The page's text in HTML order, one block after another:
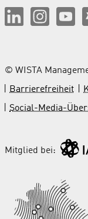
© WISTA
Barrierefreiheit
Social-Media-
Mitglied bei: